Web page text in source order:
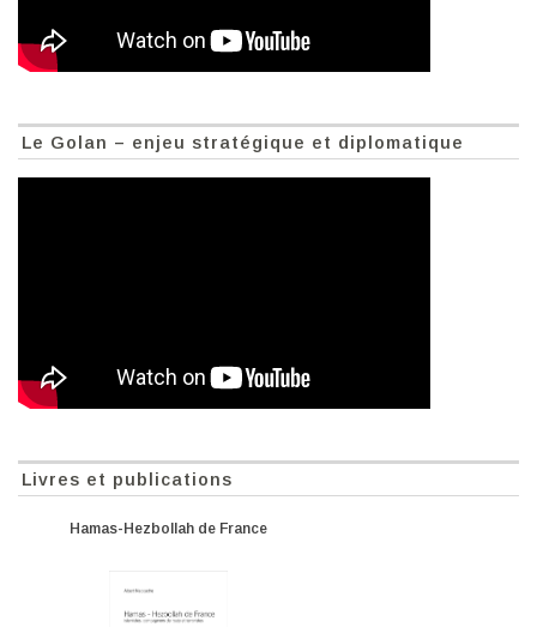
Le Golan – enjeu stratégique et diplomatique
Livres et publications
Hamas-Hezbollah de France